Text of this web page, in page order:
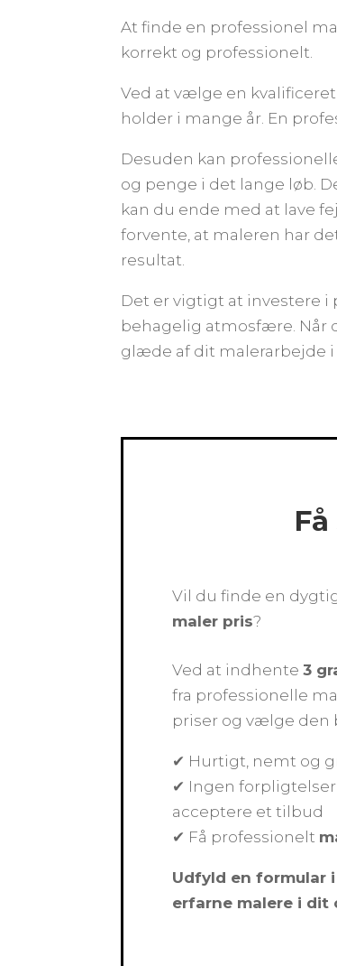
At finde en professionel
korrekt og professionelt.
Ved at vælge en
holder i mange år. En
Desuden kan
og penge i det lange løb.
kan du ende med at lave
forvente, at maleren har
resultat.
Det er vigtigt at investere
behagelig atmosfære. Når
glæde af dit malerarbejde i
Vil du finde en
maler pris?
Ved at indhente 3
fra professionelle
priser og vælge den
✔ Hurtigt, nemt og
✔ Ingen forpligtelser
acceptere et tilbud
✔ Få professionelt
Udfyld en formular
erfarne malere i dit